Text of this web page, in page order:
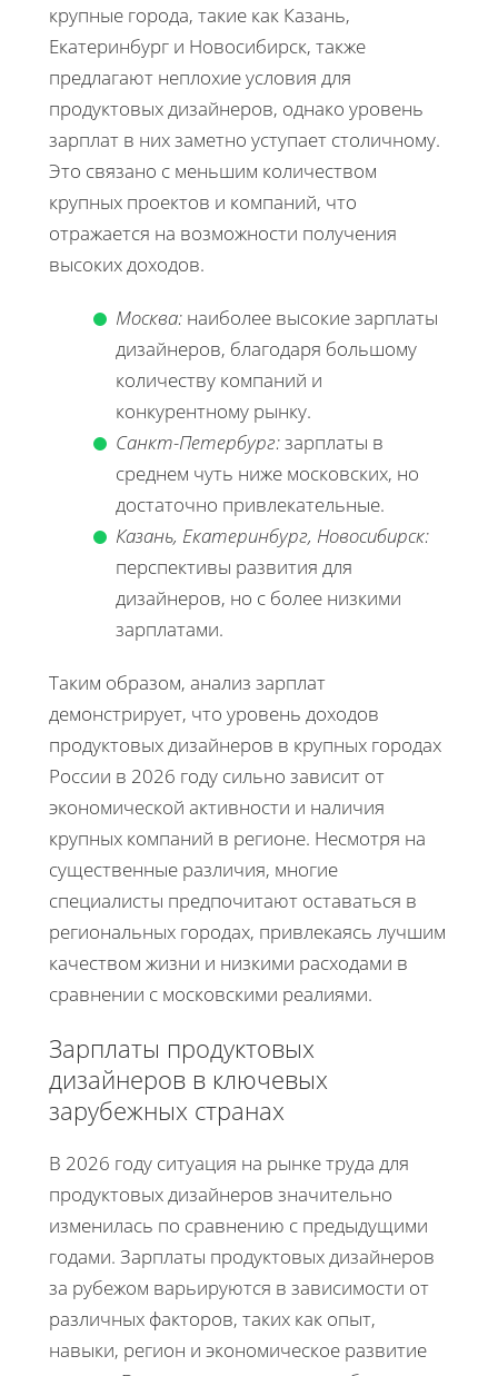
крупные города, такие как Казань,
Екатеринбург и Новосибирск, также
предлагают неплохие условия для
продуктовых дизайнеров, однако уровень
зарплат в них заметно уступает столичному.
Это связано с меньшим количеством
крупных проектов и компаний, что
отражается на возможности получения
высоких доходов.
Москва: наиболее высокие зарплаты
дизайнеров, благодаря большому
количеству компаний и
конкурентному рынку.
Санкт-Петербург:зарплаты в
среднем чуть ниже московских, но
достаточно привлекательные.
Казань, Екатеринбург, Новосибирск:
перспективы развития для
дизайнеров, но с более низкими
зарплатами.
Таким образом, анализ зарплат
демонстрирует, что уровень доходов
продуктовых дизайнеров в крупных городах
России в 2026 году сильно зависит от
экономической активности и наличия
крупных компаний в регионе. Несмотря на
существенные различия, многие
специалисты предпочитают оставаться в
региональных городах, привлекаясь лучшим
качеством жизни и низкими расходами в
сравнении с московскими реалиями.
Зарплаты продуктовых
дизайнеров в ключевых
зарубежных странах
В 2026 году ситуация на рынке труда для
продуктовых дизайнеров значительно
изменилась по сравнению с предыдущими
годами. Зарплаты продуктовых дизайнеров
за рубежом варьируются в зависимости от
различных факторов, таких как опыт,
навыки, регион и экономическое развитие